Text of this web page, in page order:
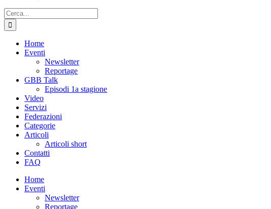
Cerca
per:
Home
Eventi
Newsletter
Reportage
GBB Talk
Episodi 1a stagione
Video
Servizi
Federazioni
Categorie
Articoli
Articoli short
Contatti
FAQ
Home
Eventi
Newsletter
Reportage